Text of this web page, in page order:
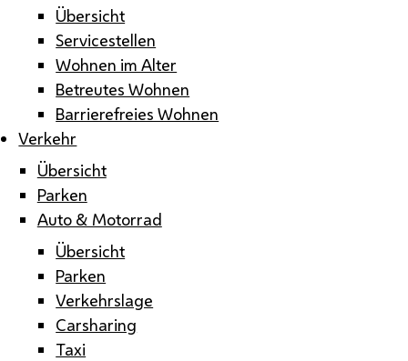
Übersicht
Servicestellen
Wohnen im Alter
Betreutes Wohnen
Barrierefreies Wohnen
Verkehr
Übersicht
Parken
Auto & Motorrad
Übersicht
Parken
Verkehrslage
Carsharing
Taxi